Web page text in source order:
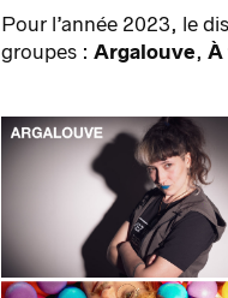
Pour l’année 2023, le
groupes : Argalouve, À